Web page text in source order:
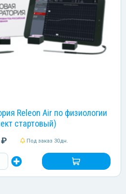
Releon Air по физиологии
стартовый)
₽ Под заказ 30дн.